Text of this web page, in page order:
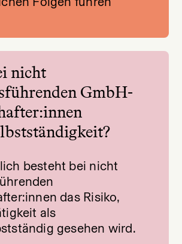
nicht
GmbH-
besteht bei nicht
das Risiko,
als
gesehen wird.